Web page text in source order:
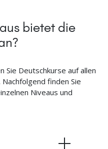
bietet die
Sie Deutschkurse auf allen
finden Sie
Niveaus und